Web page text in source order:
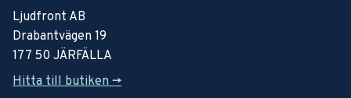
Ljudfront AB
Drabantvägen 19
177 50 JÄRFÄLLA
Hitta till butiken ->